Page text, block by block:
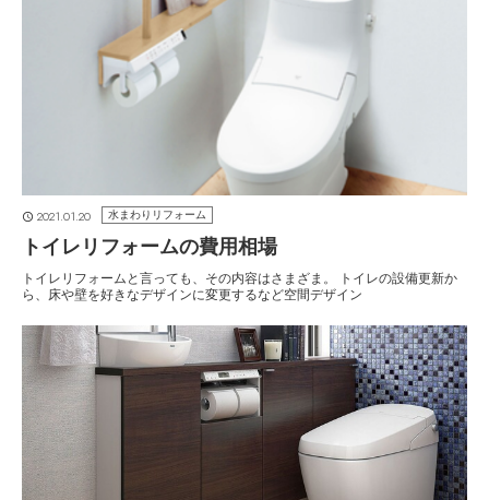
2021.01.20 水まわりリフォーム
トイレリフォームの費用相場
トイレリフォームと言っても、その内容はさまざま。 トイレの設備更新か
ら、床や壁を好きなデザインに変更するなど空間デザイン